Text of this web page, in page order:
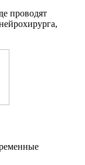
проводят